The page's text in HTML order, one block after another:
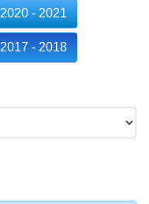
2020 - 2021
2017 - 2018